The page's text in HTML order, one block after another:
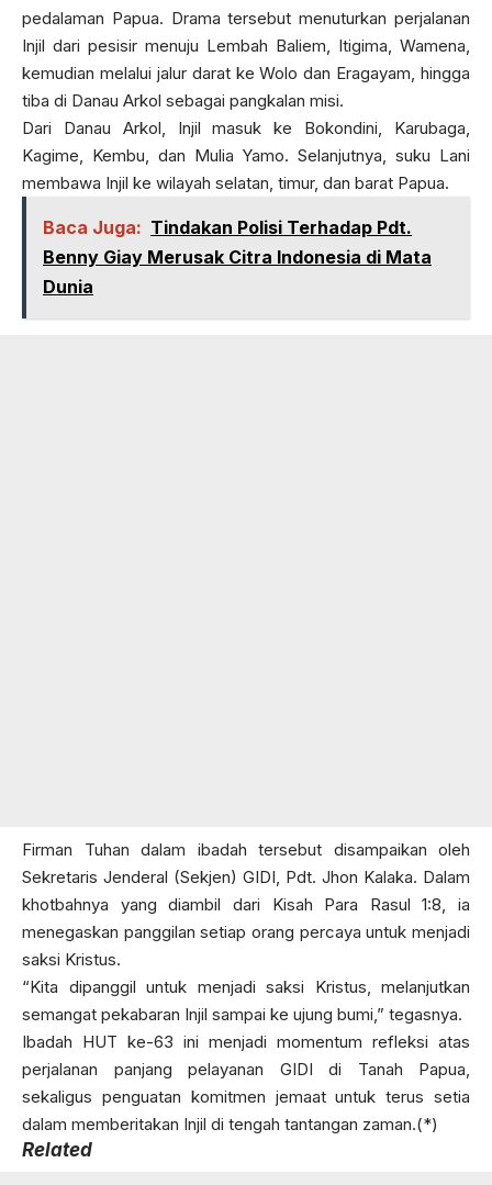
pedalaman Papua. Drama tersebut menuturkan perjalanan
Injil dari pesisir menuju Lembah Baliem, Itigima, Wamena,
kemudian melalui jalur darat ke Wolo dan Eragayam, hingga
tiba di Danau Arkol sebagai pangkalan misi.
Dari Danau Arkol, Injil masuk ke Bokondini, Karubaga,
Kagime, Kembu, dan Mulia Yamo. Selanjutnya, suku Lani
membawa Injil ke wilayah selatan, timur, dan barat Papua.
Baca Juga: Tindakan Polisi Terhadap Pdt.
Benny Giay Merusak Citra Indonesia di Mata
Dunia
Firman Tuhan dalam ibadah tersebut disampaikan oleh
Sekretaris Jenderal (Sekjen) GIDI, Pdt. Jhon Kalaka. Dalam
khotbahnya yang diambil dari Kisah Para Rasul 1:8, ia
menegaskan panggilan setiap orang percaya untuk menjadi
saksi Kristus.
“Kita dipanggil untuk menjadi saksi Kristus, melanjutkan
semangat pekabaran Injil sampai ke ujung bumi,” tegasnya.
Ibadah HUT ke-63 ini menjadi momentum refleksi atas
perjalanan panjang pelayanan GIDI di Tanah Papua,
sekaligus penguatan komitmen jemaat untuk terus setia
dalam memberitakan Injil di tengah tantangan zaman.(*)
Related